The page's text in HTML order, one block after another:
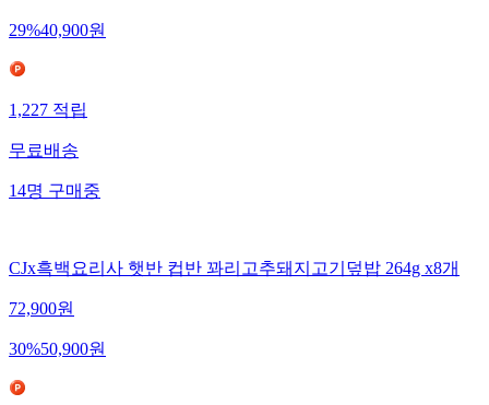
29%40,900원
1,227 적립
무료배송
14명 구매중
CJx흑백요리사 햇반 컵반 꽈리고추돼지고기덮밥 264g x8개
72,900원
30%50,900원